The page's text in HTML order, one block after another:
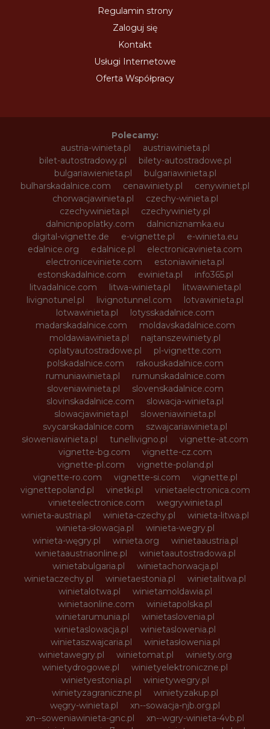
Regulamin strony
Zaloguj się
Kontakt
Usługi Internetowe
Oferta Współpracy
Polecamy:
austria-winieta.pl
austriawinieta.pl
bilet-autostradowy.pl
bilety-autostradowe.pl
bulgariawienieta.pl
bulgariawinieta.pl
bulharskadalnice.com
cenawiniety.pl
cenywiniet.pl
chorwacjawinieta.pl
czechy-winieta.pl
czechywinieta.pl
czechywiniety.pl
dalnicnipoplatky.com
dalnicniznamka.eu
digital-vignette.de
e-vignette.pl
e-winieta.eu
edalnice.org
edalnice.pl
electronicavinieta.com
electroniceviniete.com
estoniawinieta.pl
estonskadalnice.com
ewinieta.pl
info365.pl
litvadalnice.com
litwa-winieta.pl
litwawinieta.pl
livignotunel.pl
livignotunnel.com
lotvawinieta.pl
lotwawinieta.pl
lotysskadalnice.com
madarskadalnice.com
moldavskadalnice.com
moldawiawinieta.pl
najtanszewiniety.pl
oplatyautostradowe.pl
pl-vignette.com
polskadalnice.com
rakouskadalnice.com
rumuniawinieta.pl
rumunskadalnice.com
sloveniawinieta.pl
slovenskadalnice.com
slovinskadalnice.com
slowacja-winieta.pl
slowacjawinieta.pl
sloweniawinieta.pl
svycarskadalnice.com
szwajcariawinieta.pl
słoweniawinieta.pl
tunellivigno.pl
vignette-at.com
vignette-bg.com
vignette-cz.com
vignette-pl.com
vignette-poland.pl
vignette-ro.com
vignette-si.com
vignette.pl
vignettepoland.pl
vinetki.pl
vinietaelectronica.com
vinieteelectronice.com
wegrywinieta.pl
winieta-austria.pl
winieta-czechy.pl
winieta-litwa.pl
winieta-słowacja.pl
winieta-wegry.pl
winieta-węgry.pl
winieta.org
winietaaustria.pl
winietaaustriaonline.pl
winietaautostradowa.pl
winietabulgaria.pl
winietachorwacja.pl
winietaczechy.pl
winietaestonia.pl
winietalitwa.pl
winietalotwa.pl
winietamoldawia.pl
winietaonline.com
winietapolska.pl
winietarumunia.pl
winietaslovenia.pl
winietaslowacja.pl
winietaslowenia.pl
winietaszwajcaria.pl
winietasłowenia.pl
winietawegry.pl
winietomat.pl
winiety.org
winietydrogowe.pl
winietyelektroniczne.pl
winietyestonia.pl
winietywegry.pl
winietyzagraniczne.pl
winietyzakup.pl
węgry-winieta.pl
xn--sowacja-njb.org.pl
xn--soweniawinieta-gnc.pl
xn--wgry-winieta-4vb.pl